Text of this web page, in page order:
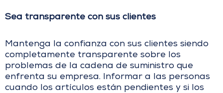
Sea transparente con sus clientes
Mantenga la confianza con sus clientes siendo
completamente transparente sobre los
problemas de la cadena de suministro que
enfrenta su empresa. Informar a las personas
cuando los artículos están pendientes y si los